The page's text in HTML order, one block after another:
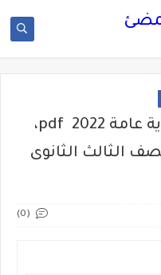
حل امتحان الجغرافيا ثانوية عامة 2022 pdf،
الثالث الثانوى
(0)